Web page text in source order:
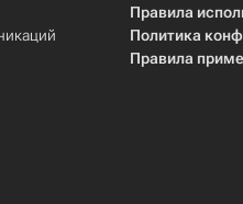
Правила
Политика
Правила